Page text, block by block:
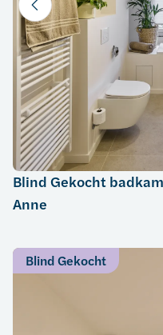
Blind Gekocht
Anne
Blind Gekocht